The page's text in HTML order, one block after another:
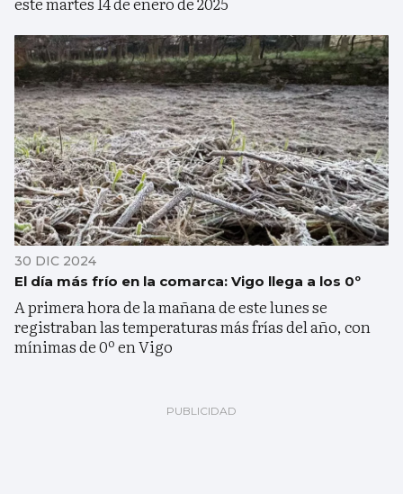
30 DIC 2024
El día más frío en la comarca: Vigo llega a los 0º
A primera hora de la mañana de este lunes se
registraban las temperaturas más frías del año, con
mínimas de 0º en Vigo